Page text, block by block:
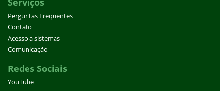
Perguntas Frequentes
Contato
Acesso a sistemas
Comunicação
Redes Sociais
YouTube